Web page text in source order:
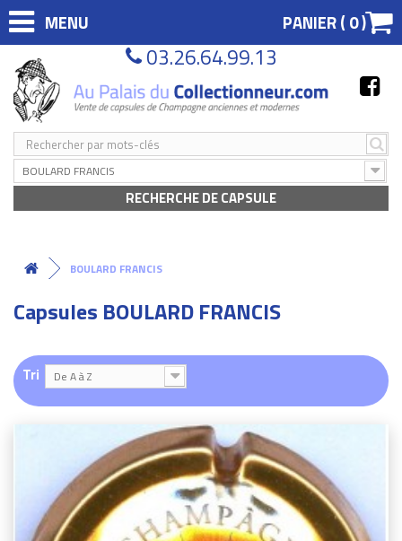
MENU PANIER (0)
03.26.64.99.13
BOULARD FRANCIS
RECHERCHE DE CAPSULE
BOULARD FRANCIS
Capsules BOULARD FRANCIS
Tri De A à Z